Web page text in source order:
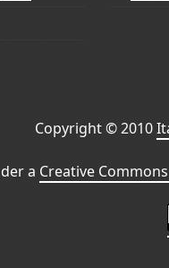
Copyright © 2010
a Creative